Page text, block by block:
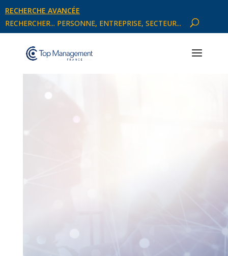
RECHERCHER... PERSONNE, ENTREPRISE, SECTEUR...
RECHERCHE AVANCÉE